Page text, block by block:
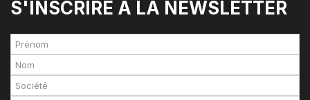
S'INSCRIRE À LA NEWSLETTER